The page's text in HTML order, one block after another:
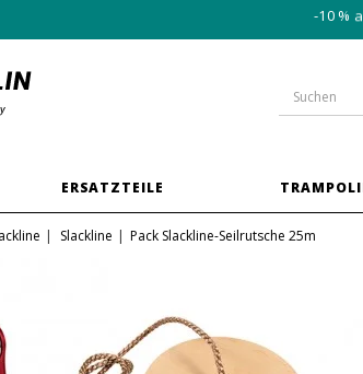
-10 %
ERSATZTEILE
Slackline Pack Slackline-Seilrutsche 25m